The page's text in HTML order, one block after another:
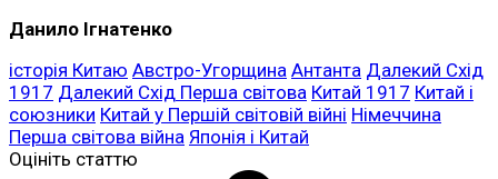
Данило Ігнатенко
історія Китаю Австро-Угорщина Антанта Далекий Схід
1917 Далекий Схід Перша світова Китай 1917 Китай і
союзники Китай у Першій світовій війні Німеччина
Перша світова війна Японія і Китай
Оцініть статтю